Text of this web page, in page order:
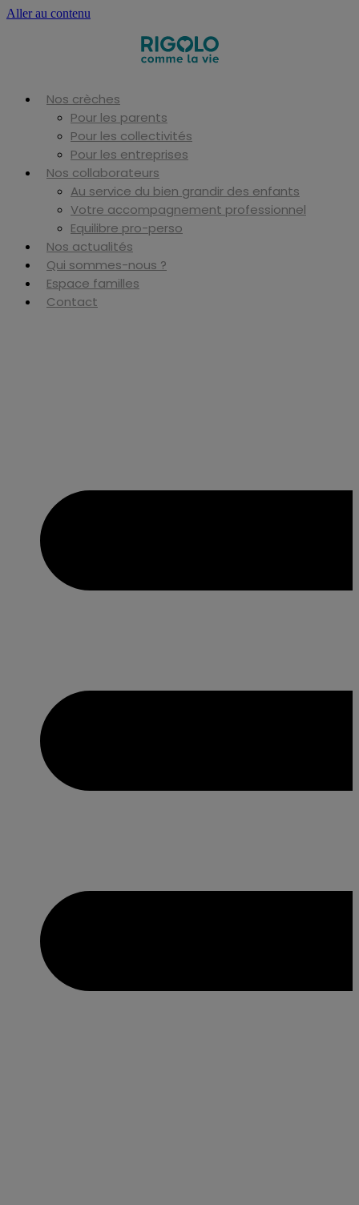
Aller au contenu
Nos crèches
Pour les parents
Pour les collectivités
Pour les entreprises
Nos collaborateurs
Au service du bien grandir des enfants
Votre accompagnement professionnel
Equilibre pro-perso
Nos actualités
Qui sommes-nous ?
Espace familles
Contact